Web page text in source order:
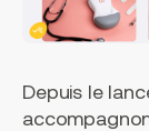
Depuis le